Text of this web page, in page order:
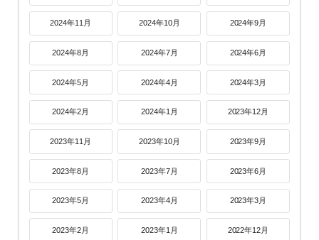
2024年11月 2024年10月 2024年9月
2024年8月 2024年7月 2024年6月
2024年5月 2024年4月 2024年3月
2024年2月 2024年1月 2023年12月
2023年11月 2023年10月 2023年9月
2023年8月 2023年7月 2023年6月
2023年5月 2023年4月 2023年3月
2023年2月 2023年1月 2022年12月